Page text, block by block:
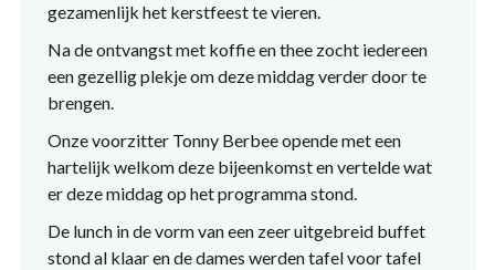
gezamenlijk het kerstfeest te vieren.
Na de ontvangst met koffie en thee zocht iedereen
een gezellig plekje om deze middag verder door te
brengen.
Onze voorzitter Tonny Berbee opende met een
hartelijk welkom deze bijeenkomst en vertelde wat
er deze middag op het programma stond.
De lunch in de vorm van een zeer uitgebreid buffet
stond al klaar en de dames werden tafel voor tafel